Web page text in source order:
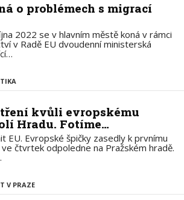
o problémech s migrací
2022 se v hlavním městě koná v rámci
v Radě EU dvoudenní ministerská
kvůli evropskému
Hradu. Fotíme…
EU. Evropské špičky zasedly k prvnímu
čtvrtek odpoledne na Pražském hradě.
V PRAZE